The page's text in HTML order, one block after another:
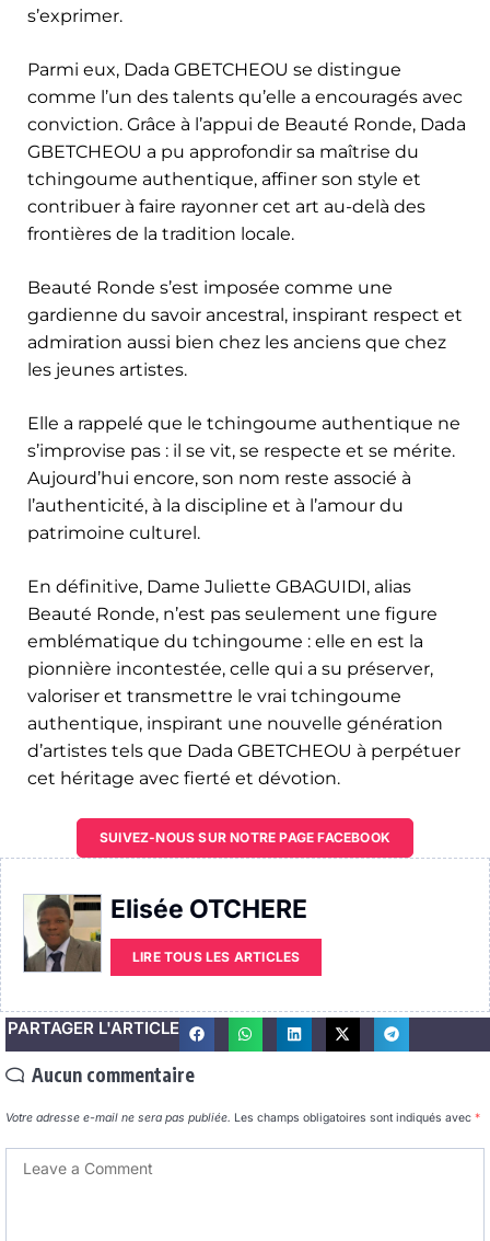
s’exprimer.
Parmi eux, Dada GBETCHEOU se distingue
comme l’un des talents qu’elle a encouragés avec
conviction. Grâce à l’appui de Beauté Ronde, Dada
GBETCHEOU a pu approfondir sa maîtrise du
tchingoume authentique, affiner son style et
contribuer à faire rayonner cet art au-delà des
frontières de la tradition locale.
Beauté Ronde s’est imposée comme une
gardienne du savoir ancestral, inspirant respect et
admiration aussi bien chez les anciens que chez
les jeunes artistes.
Elle a rappelé que le tchingoume authentique ne
s’improvise pas : il se vit, se respecte et se mérite.
Aujourd’hui encore, son nom reste associé à
l’authenticité, à la discipline et à l’amour du
patrimoine culturel.
En définitive, Dame Juliette GBAGUIDI, alias
Beauté Ronde, n’est pas seulement une figure
emblématique du tchingoume : elle en est la
pionnière incontestée, celle qui a su préserver,
valoriser et transmettre le vrai tchingoume
authentique, inspirant une nouvelle génération
d’artistes tels que Dada GBETCHEOU à perpétuer
cet héritage avec fierté et dévotion.
SUIVEZ-NOUS SUR NOTRE PAGE FACEBOOK
Elisée OTCHERE
LIRE TOUS LES ARTICLES
PARTAGER L'ARTICLE
Aucun commentaire
Votre adresse e-mail ne sera pas publiée. Les champs obligatoires sont indiqués avec *